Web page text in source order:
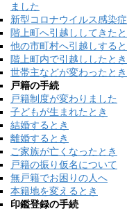
ました
新型コロナウイルス感染
階上町へ引越ししてきたと
他の市町村へ引越しすると
階上町内で引越ししたとき
世帯主などが変わったとき
戸籍の手続
戸籍制度が変わりました
子どもが生まれたとき
結婚するとき
離婚するとき
ご家族が亡くなったとき
戸籍の振り仮名について
無戸籍でお困りの人へ
本籍地を変えるとき
印鑑登録の手続